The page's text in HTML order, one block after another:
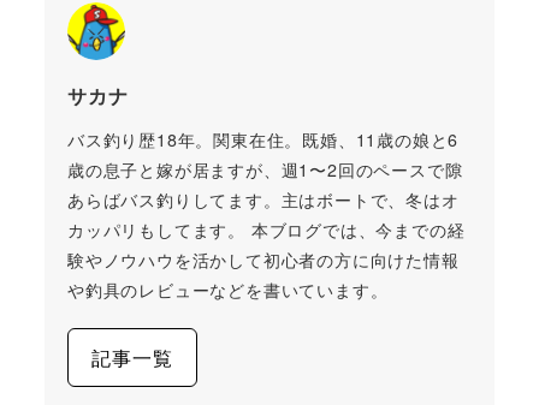
サカナ
バス釣り歴18年。関東在住。既婚、11歳の娘と6
歳の息子と嫁が居ますが、週1〜2回のペースで隙
あらばバス釣りしてます。主はボートで、冬はオ
カッパリもしてます。 本ブログでは、今までの経
験やノウハウを活かして初心者の方に向けた情報
や釣具のレビューなどを書いています。
記事一覧